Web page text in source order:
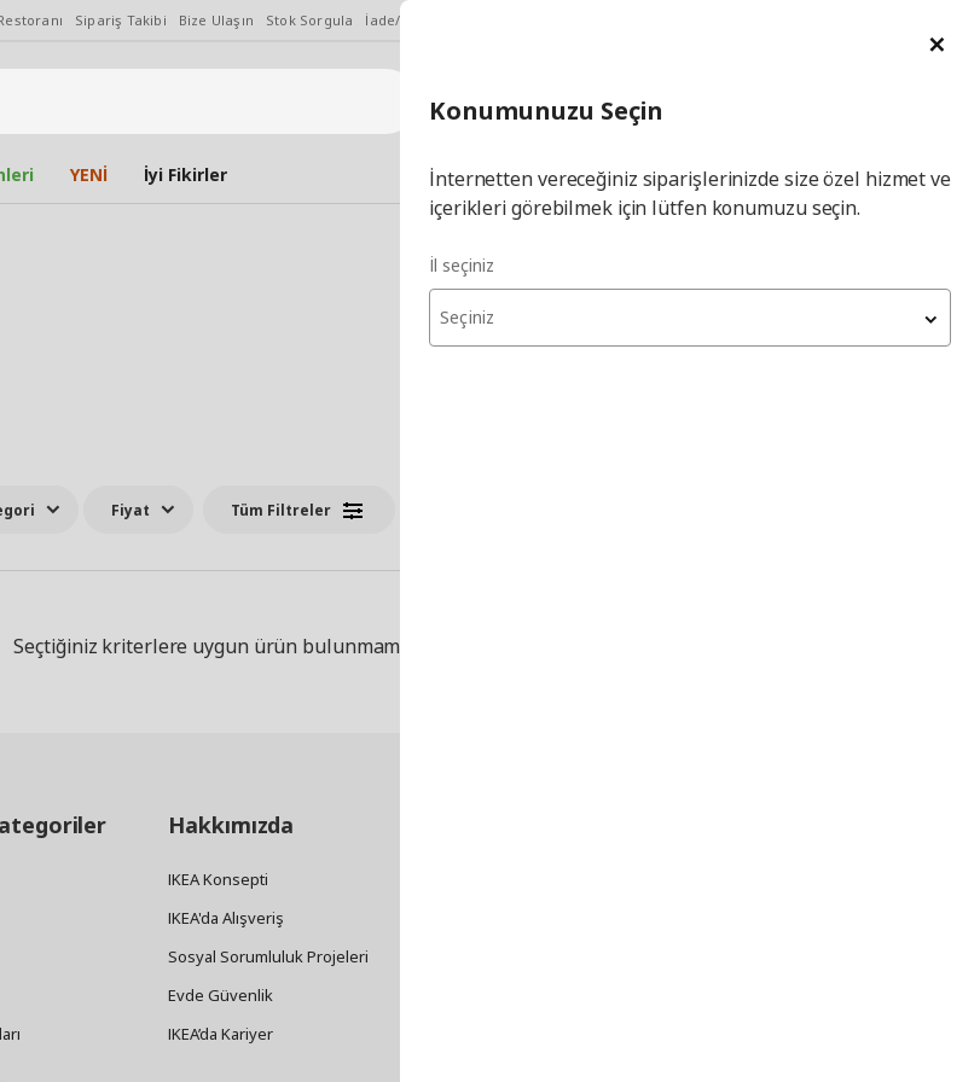
Sipariş Takibi Bize Ulaşın Stok Sorgula İade/Değişim Talebi
İl Seçiniz İl
Hej! Üye Girişi / Üye Ol
YENİ İyi Fikirler
Fiyat Tüm Filtreler
Seçtiğiniz kriterlere uygun ürün bulunmamaktadır.
Hakkımızda
IKEA Konsepti
IKEA'da Alışveriş
Sosyal Sorumluluk Projeleri
Evde Güvenlik
IKEA’da Kariyer
Konumunuzu Seçin
İnternetten vereceğiniz siparişlerinizde size özel hizmet ve
içerikleri görebilmek için lütfen konumuzu seçin.
İl seçiniz
Seçiniz